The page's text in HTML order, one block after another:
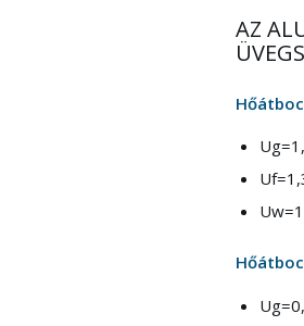
AZ
Ug
Uf
Uw
Ug